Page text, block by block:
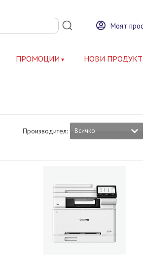
Моят
ПРОМОЦИИ НОВИ
Производител: Всичко